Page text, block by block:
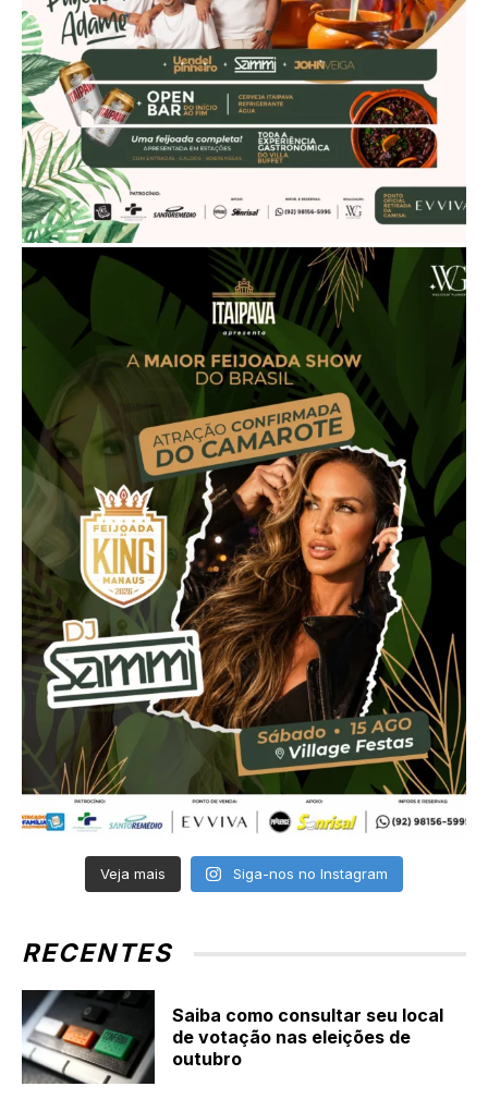
Veja mais Siga-nos no Instagram
RECENTES
Saiba como consultar seu local
de votação nas eleições de
outubro